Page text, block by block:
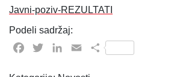
Javni-poziv-REZULTATI
Podeli sadržaj:
Facebook
TwitterLinkedIn
EmailShare